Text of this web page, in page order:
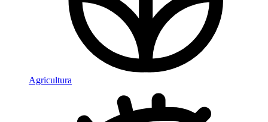
Agricultura